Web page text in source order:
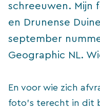
schreeuwen. Mijn
en Drunense
september
Geographic NL.
En voor wie zich
foto’s terecht in dit